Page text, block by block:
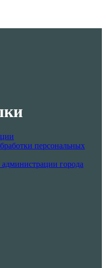
персональных
города